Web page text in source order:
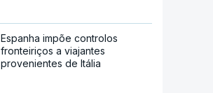
Espanha impõe controlos
fronteiriços a viajantes
provenientes de Itália